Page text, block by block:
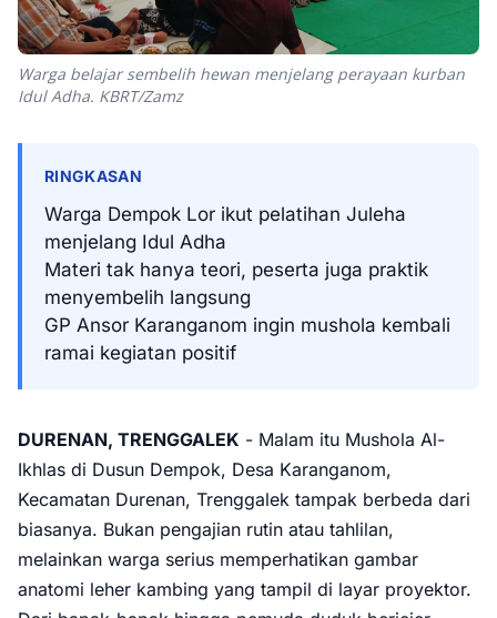
Warga belajar sembelih hewan menjelang perayaan kurban
Idul Adha. KBRT/Zamz
RINGKASAN
Warga Dempok Lor ikut pelatihan Juleha
menjelang Idul Adha
Materi tak hanya teori, peserta juga praktik
menyembelih langsung
GP Ansor Karanganom ingin mushola kembali
ramai kegiatan positif
DURENAN, TRENGGALEK - Malam itu Mushola Al-
Ikhlas di Dusun Dempok, Desa Karanganom,
Kecamatan Durenan, Trenggalek tampak berbeda dari
biasanya. Bukan pengajian rutin atau tahlilan,
melainkan warga serius memperhatikan gambar
anatomi leher kambing yang tampil di layar proyektor.